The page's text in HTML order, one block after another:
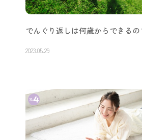
でんぐり返しは何歳からできる
2023.05.29